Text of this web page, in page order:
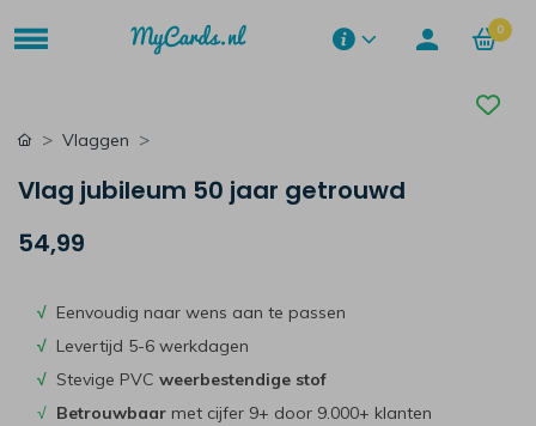
0
Vlaggen
Vlag jubileum 50 jaar getrouwd
54,99
√ Eenvoudig naar wens aan te passen
√ Levertijd 5-6 werkdagen
√ Stevige PVC weerbestendige stof
√ Betrouwbaar met cijfer 9+ door 9.000+ klanten